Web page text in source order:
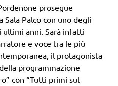
prosegue
Palco con uno degli
anni. Sarà infatti
e voce tra le più
il protagonista
programmazione
con “Tutti primi sul